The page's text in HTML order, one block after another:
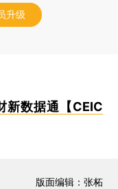
升级
新数据通【CEIC
版面编辑：张柘